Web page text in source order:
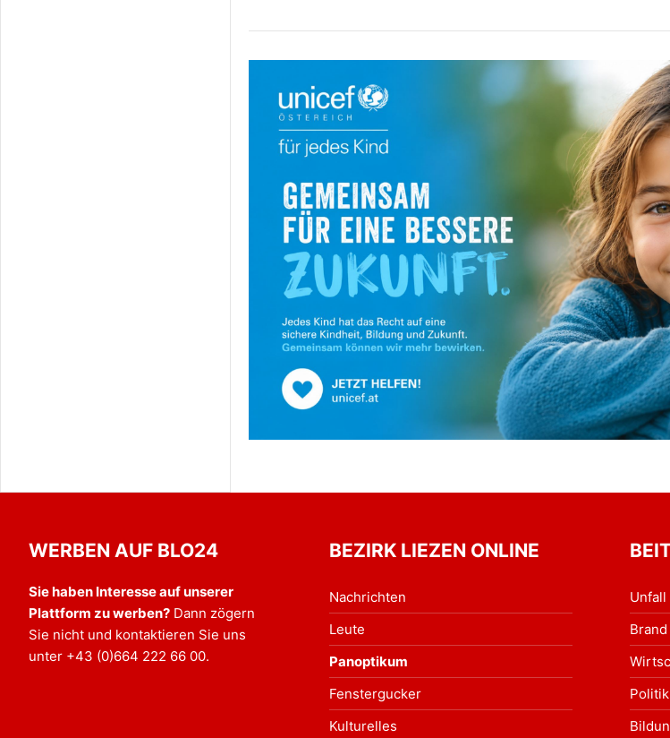
WERBEN AUF BLO24
Sie haben Interesse auf unserer
Plattform zu werben? Dann zögern
Sie nicht und kontaktieren Sie uns
unter +43 (0)664 222 66 00.
BEZIRK LIEZEN ONLINE
Nachrichten
Leute
Panoptikum
Fenstergucker
Kulturelles
Unfall
Brand
Politik